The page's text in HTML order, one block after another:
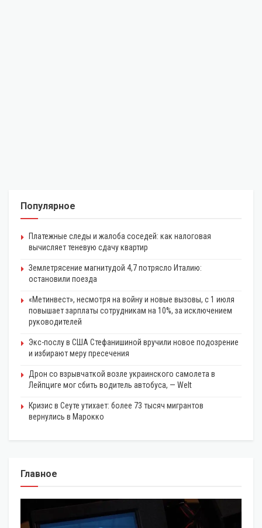
Популярное
Платежные следы и жалоба соседей: как налоговая
вычисляет теневую сдачу квартир
Землетрясение магнитудой 4,7 потрясло Италию:
остановили поезда
«Метинвест», несмотря на войну и новые вызовы, с 1 июля
повышает зарплаты сотрудникам на 10%, за исключением
руководителей
Экс-послу в США Стефанишиной вручили новое подозрение
и избирают меру пресечения
Дрон со взрывчаткой возле украинского самолета в
Лейпциге мог сбить водитель автобуса, — Welt
Кризис в Сеуте утихает: более 73 тысяч мигрантов
вернулись в Марокко
Главное